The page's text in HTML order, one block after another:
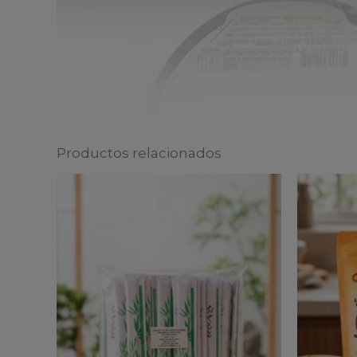
Productos relacionados